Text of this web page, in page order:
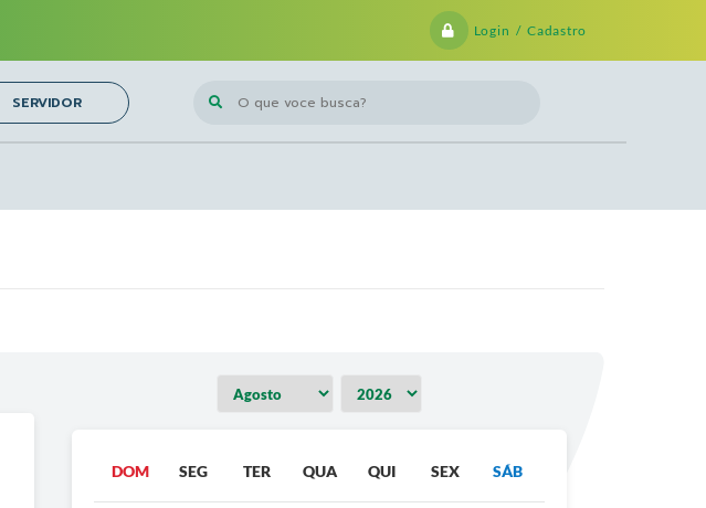
Login / Cadastro
O que voce busca?
SERVIDOR
DOM SEG TER QUA QUI SEX SÁB